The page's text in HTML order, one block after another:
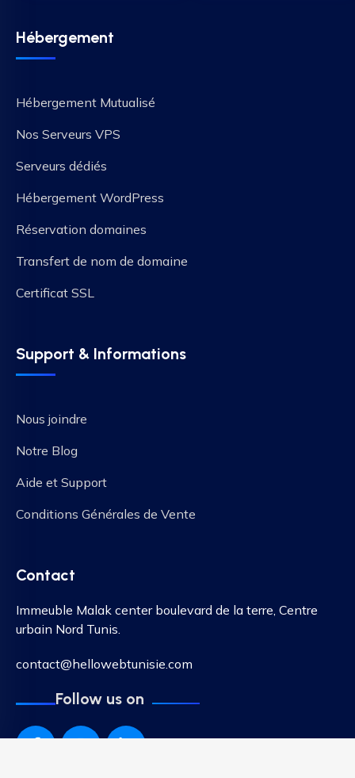
Hébergement
Hébergement Mutualisé
Nos Serveurs VPS
Serveurs dédiés
Hébergement WordPress
Réservation domaines
Transfert de nom de domaine
Certificat SSL
Support & Informations
Nous joindre
Notre Blog
Aide et Support
Conditions Générales de Vente
Contact
Immeuble Malak center boulevard de la terre, Centre
urbain Nord Tunis.
contact@hellowebtunisie.com
Follow us on